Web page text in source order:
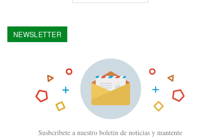
NEWSLETTER
Susbcribete a nuestro boletin de noticias y mantente